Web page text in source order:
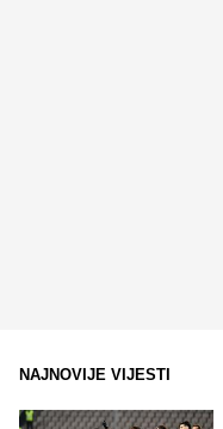
NAJNOVIJE VIJESTI